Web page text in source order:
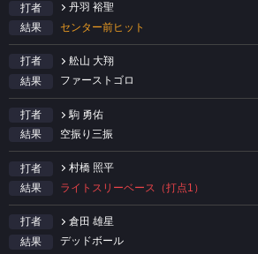
打者
丹羽 裕聖
結果
センター前ヒット
打者
舩山 大翔
結果
ファーストゴロ
打者
駒 勇佑
結果
空振り三振
打者
村橋 照平
結果
ライトスリーベース（打点1）
打者
倉田 雄星
結果
デッドボール